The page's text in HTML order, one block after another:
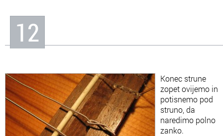
12
Konec strune
zopet ovijemo in
potisnemo pod
struno, da
naredimo polno
zanko.